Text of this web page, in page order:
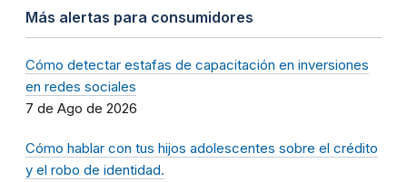
Más alertas para consumidores
Cómo detectar estafas de capacitación en inversiones
en redes sociales
7 de Ago de 2026
Cómo hablar con tus hijos adolescentes sobre el crédito
y el robo de identidad.